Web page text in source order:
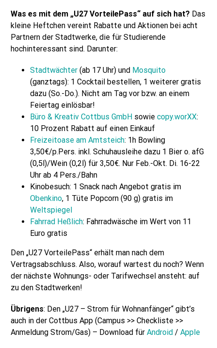
Was es mit dem „U27 VorteilePass“ auf sich hat? Das
kleine Heftchen vereint Rabatte und Aktionen bei acht
Partnern der Stadtwerke, die für Studierende
hochinteressant sind. Darunter:
Stadtwächter (ab 17 Uhr) und Mosquito
(ganztags): 1 Cocktail bestellen, 1 weiterer gratis
dazu (So.-Do.). Nicht am Tag vor bzw. an einem
Feiertag einlösbar!
Büro & Kreativ Cottbus GmbH sowiecopy.worXX:
10 Prozent Rabatt auf einen Einkauf
Freizeitoase am Amtsteich: 1h Bowling
3,50€/p.Pers. inkl. Schuhausleihe dazu 1 Bier o. afG
(0,5l)/Wein (0,2l) für 3,50€. Nur Feb.-Okt. Di. 16-22
Uhr ab 4 Pers./Bahn
Kinobesuch: 1 Snack nach Angebot gratis im
Obenkino, 1 Tüte Popcorn (90 g) gratis im
Weltspiegel
Fahrrad Heßlich: Fahrradwäsche im Wert von 11
Euro gratis
Den „U27 VorteilePass“ erhält man nach dem
Vertragsabschluss. Also, worauf wartest du noch? Wenn
der nächste Wohnungs- oder Tarifwechsel ansteht: auf
zu den Stadtwerken!
Übrigens: Den „U27 – Strom für Wohnanfänger“ gibt’s
auch in der Cottbus App (Campus >> Checkliste >>
Anmeldung Strom/Gas) – Download fürAndroid /Apple